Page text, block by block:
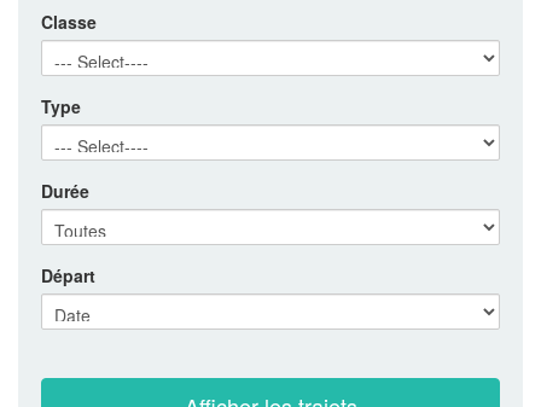
Classe
Type
Durée
Départ